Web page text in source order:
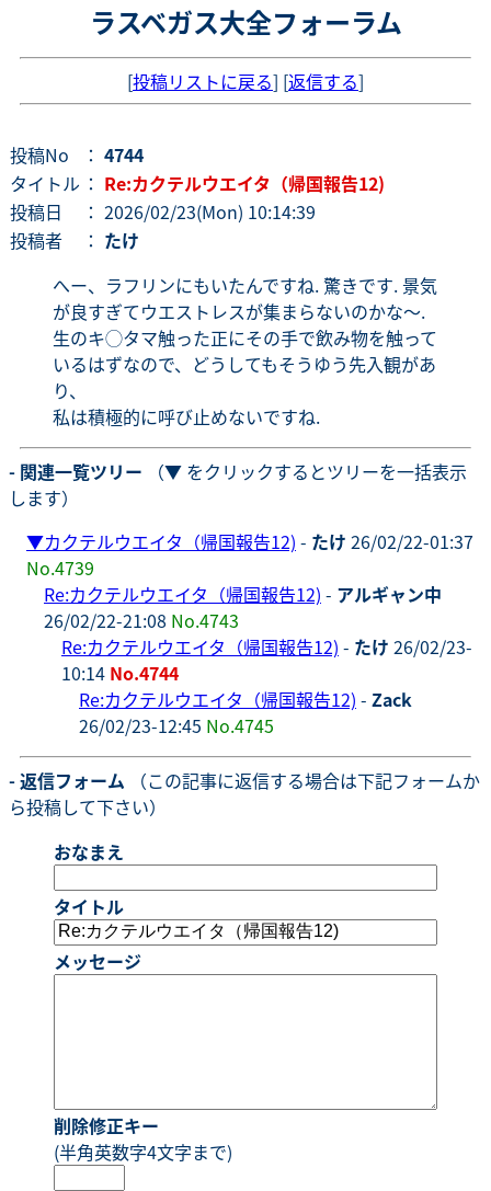
ラスベガス大全フォーラム
[投稿リストに戻る] [返信する]
投稿No ： 4744
タイトル ： Re:カクテルウエイタ（帰国報告12)
投稿日
： 2026/02/23(Mon) 10:14:39
投稿者
： たけ
へー、ラフリンにもいたんですね. 驚きです. 景気
が良すぎてウエストレスが集まらないのかな〜.
生のキ◯タマ触った正にその手で飲み物を触って
いるはずなので、どうしてもそうゆう先入観があ
り、
私は積極的に呼び止めないですね.
- 関連一覧ツリー （▼ をクリックするとツリーを一括表示
します）
▼カクテルウエイタ（帰国報告12) - たけ 26/02/22-01:37
No.4739
Re:カクテルウエイタ（帰国報告12) - アルギャン中
26/02/22-21:08 No.4743
Re:カクテルウエイタ（帰国報告12) - たけ 26/02/23-
10:14 No.4744
Re:カクテルウエイタ（帰国報告12) - Zack
26/02/23-12:45 No.4745
- 返信フォーム （この記事に返信する場合は下記フォームか
ら投稿して下さい）
おなまえ
タイトル
メッセージ
削除修正キー
(半角英数字4文字まで)